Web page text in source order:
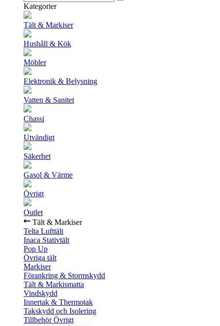
Kategorier
Tält & Markiser
Hushåll & Kök
Möbler
Elektronik & Belysning
Vatten & Sanitet
Chassi
Utvändigt
Säkerhet
Gasol & Värme
Övrigt
Outlet
Tält & Markiser
Telta Lufttält
Inaca Stativtält
Pop Up
Övriga tält
Markiser
Förankring & Stormskydd
Tält & Markismatta
Vindskydd
Innertak & Thermotak
Takskydd och Isolering
Tillbehör Övrigt